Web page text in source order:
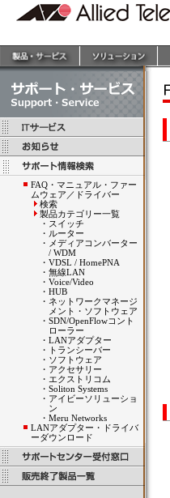
FAQ・マニュアル・ファー
ムウェア／ドライバー
検索
製品カテゴリー一覧
・ スイッチ
・ ルーター
・ メディアコンバーター
/ WDM
・ VDSL / HomePNA
・ 無線LAN
・ Voice/Video
・ HUB
・ ネットワークマネージ
メント・ソフトウェア
・ SDN/OpenFlowコント
ローラー
・ LANアダプター
・
トランシーバー
・ ソフトウェア
・ アクセサリー
・ エクストリコム
・ Soliton Systems
・ アイビーソリューショ
ン
・ Meru Networks
LANアダプター・ドライバ
ーダウンロード